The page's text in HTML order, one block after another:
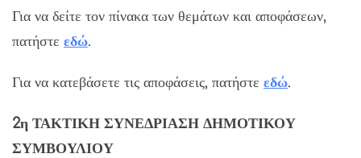
Για να δείτε τον πίνακα των θεμάτων και αποφάσεων,
πατήστε εδώ.
Για να κατεβάσετε τις αποφάσεις, πατήστε εδώ.
2η ΤΑΚΤΙΚΗ ΣΥΝΕΔΡΙΑΣΗ ΔΗΜΟΤΙΚΟΥ
ΣΥΜΒΟΥΛΙΟΥ